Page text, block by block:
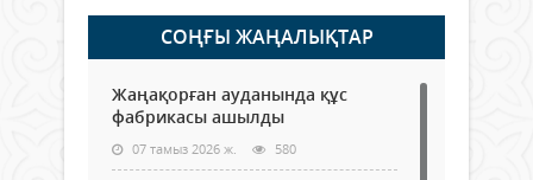
СОҢҒЫ ЖАҢАЛЫҚТАР
Жаңақорған ауданында құс
фабрикасы ашылды
07 тамыз 2026 ж. 580